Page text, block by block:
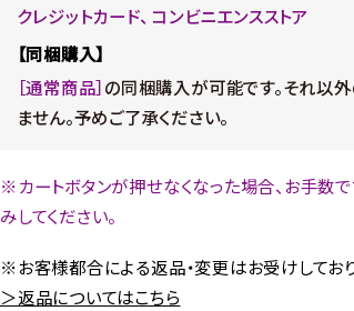
クレジットカード、 コンビニエンスストア
【同梱購入】
［通常商品］の同梱購入が可能です。それ以
ません。予めご了承ください。
※カートボタンが押せなくなった場合、お手数
みしてください。
※お客様都合による返品・変更はお受けしており
＞返品についてはこちら